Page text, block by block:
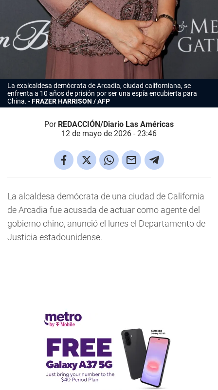
La exalcaldesa demócrata de Arcadia, ciudad californiana, se
enfrenta a 10 años de prisión por ser una espía encubierta para
China.
FRAZER HARRISON / AFP
Por REDACCIÓN/Diario Las Américas
12 de mayo de 2026 - 23:46
La alcaldesa demócrata de una ciudad de California
de Arcadia fue acusada de actuar como agente del
gobierno chino, anunció el lunes el Departamento de
Justicia estadounidense.